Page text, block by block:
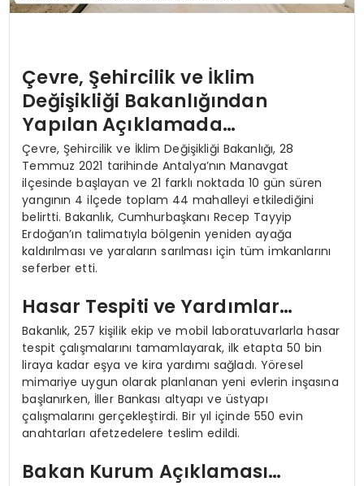
Çevre, Şehircilik ve İklim
Değişikliği Bakanlığından
Yapılan Açıklamada…
Çevre, Şehircilik ve İklim Değişikliği Bakanlığı, 28
Temmuz 2021 tarihinde Antalya’nın Manavgat
ilçesinde başlayan ve 21 farklı noktada 10 gün süren
yangının 4 ilçede toplam 44 mahalleyi etkilediğini
belirtti. Bakanlık, Cumhurbaşkanı Recep Tayyip
Erdoğan’ın talimatıyla bölgenin yeniden ayağa
kaldırılması ve yaraların sarılması için tüm imkanlarını
seferber etti.
Hasar Tespiti ve Yardımlar…
Bakanlık, 257 kişilik ekip ve mobil laboratuvarlarla hasar
tespit çalışmalarını tamamlayarak, ilk etapta 50 bin
liraya kadar eşya ve kira yardımı sağladı. Yöresel
mimariye uygun olarak planlanan yeni evlerin inşasına
başlanırken, İller Bankası altyapı ve üstyapı
çalışmalarını gerçekleştirdi. Bir yıl içinde 550 evin
anahtarları afetzedelere teslim edildi.
Bakan Kurum Açıklaması…